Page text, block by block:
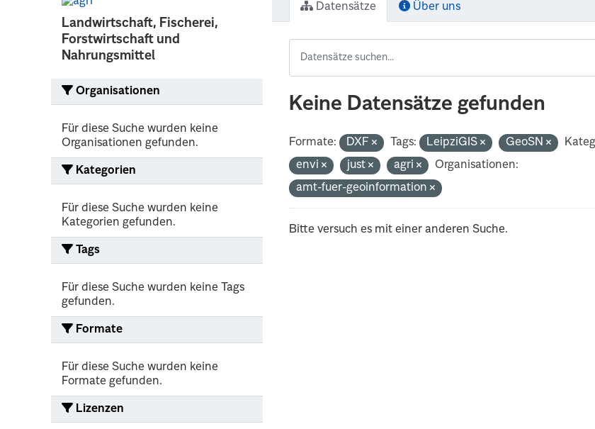
Landwirtschaft, Fischerei,
Forstwirtschaft und
Nahrungsmittel
Organisationen
Für diese Suche wurden keine
Organisationen gefunden.
Kategorien
Für diese Suche wurden keine
Kategorien gefunden.
Tags
Für diese Suche wurden keine Tags
gefunden.
Formate
Für diese Suche wurden keine
Formate gefunden.
Lizenzen
Datensätze Über uns
Keine Datensätze gefunden
Formate: DXF Tags: LeipziGIS GeoSN
envi
just agri
Organisationen:
amt-fuer-geoinformation
Bitte versuch es mit einer anderen Suche.